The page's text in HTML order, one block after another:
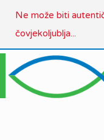
Ne može biti
čovjekoljublja...